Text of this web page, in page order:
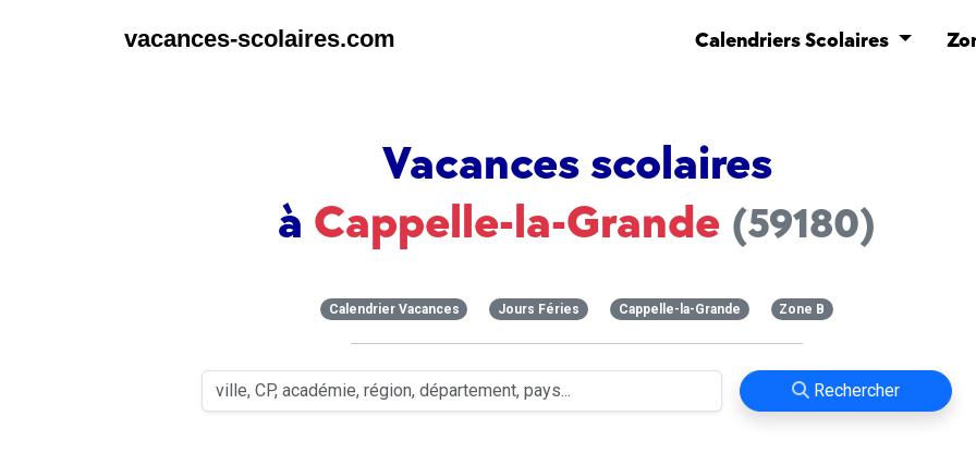
vacances-scolaires.com Calendriers Scolaires
Vacances scolaires
à Cappelle-la-Grande (59180)
Calendrier Vacances Jours Féries Cappelle-la-Grande Zone B
Rechercher